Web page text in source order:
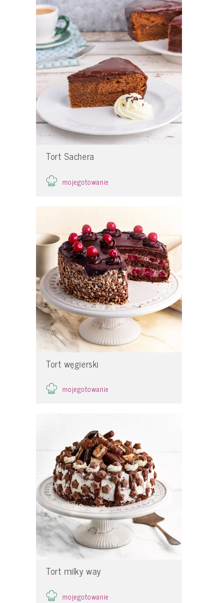
Tort Sachera
mojegotowanie
Tort węgierski
mojegotowanie
Tort milky way
mojegotowanie